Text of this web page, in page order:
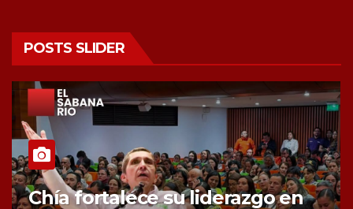
POSTS SLIDER
Chía fortalece su liderazgo en